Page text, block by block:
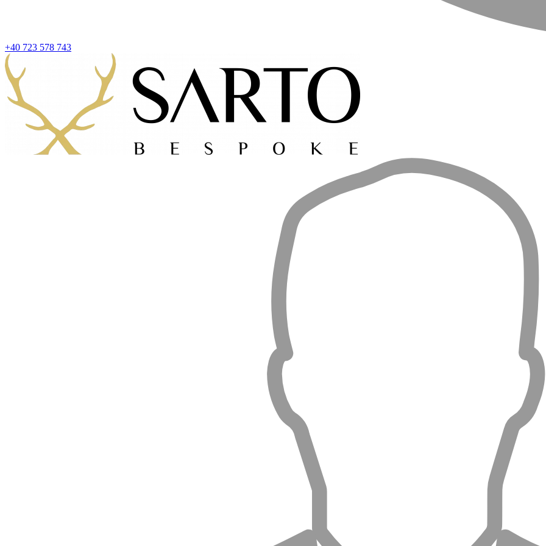
+40 723 578 743